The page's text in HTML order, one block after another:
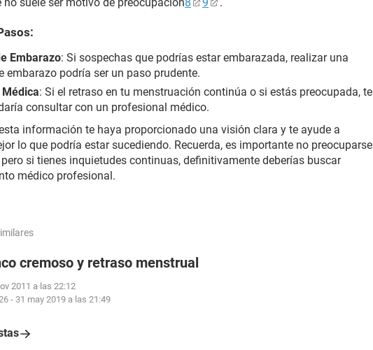
Embarazo: Si sospechas que podrías estar embarazada, realizar una
embarazo podría ser un paso prudente.
: Si el retraso en tu menstruación continúa o si estás preocupada, te
consultar con un profesional médico.
información te haya proporcionado una visión clara y te ayude a
lo que podría estar sucediendo. Recuerda, es importante no preocuparse
si tienes inquietudes continuas, definitivamente deberías buscar
médico profesional.
cremoso y retraso menstrual
2011 a las 22:12
- 31 may 2019 a las 21:49